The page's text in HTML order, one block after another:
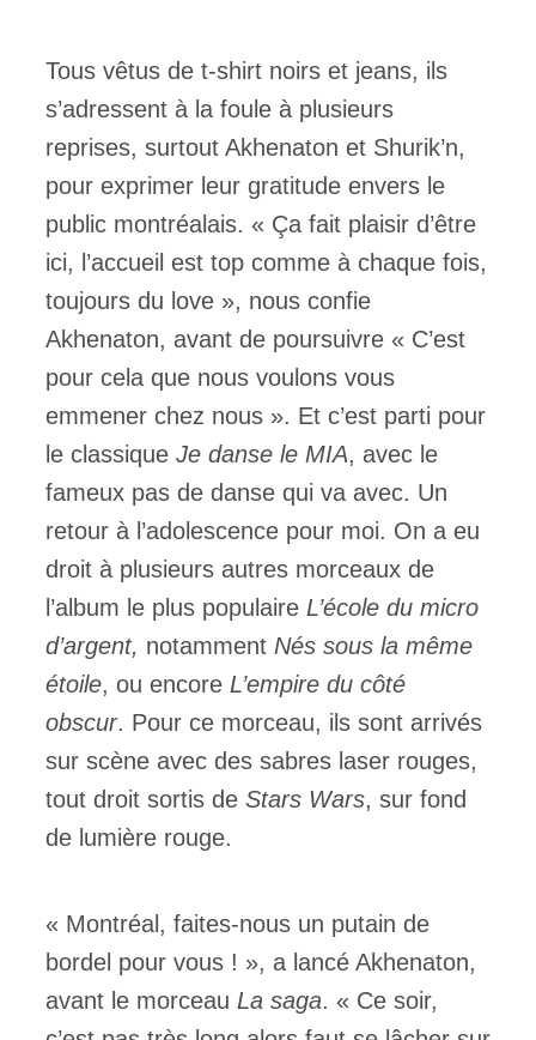
Tous vêtus de t-shirt noirs et jeans, ils
s’adressent à la foule à plusieurs
reprises, surtout Akhenaton et Shurik’n,
pour exprimer leur gratitude envers le
public montréalais. « Ça fait plaisir d’être
ici, l’accueil est top comme à chaque fois,
toujours du love », nous confie
Akhenaton, avant de poursuivre « C’est
pour cela que nous voulons vous
emmener chez nous ». Et c’est parti pour
le classique Je danse le MIA, avec le
fameux pas de danse qui va avec. Un
retour à l’adolescence pour moi. On a eu
droit à plusieurs autres morceaux de
l’album le plus populaire L’école du micro
d’argent, notamment Nés sous la même
étoile, ou encore L’empire du côté
obscur. Pour ce morceau, ils sont arrivés
sur scène avec des sabres laser rouges,
tout droit sortis de Stars Wars, sur fond
de lumière rouge.
« Montréal, faites-nous un putain de
bordel pour vous ! », a lancé Akhenaton,
avant le morceau La saga. « Ce soir,